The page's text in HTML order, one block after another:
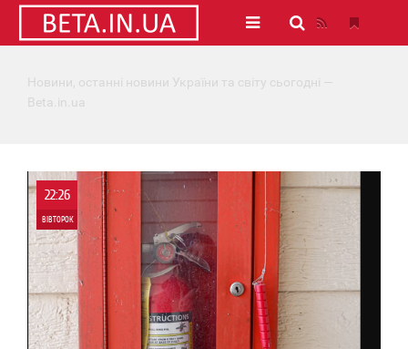
Новини, останні новини України та світу сьогодні —
Beta.in.ua
22:26
ВІВТОРОК
0
0